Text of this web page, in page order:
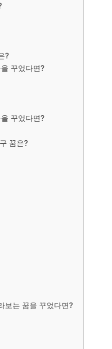
?
꾸었다면?
꾸었다면?
꿈은?
보는 꿈을 꾸었다면?